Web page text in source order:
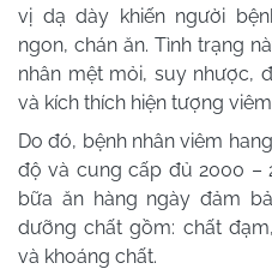
vị dạ dày khiến người
ngon, chán ăn. Tình trạng
nhân mệt mỏi, suy nhược,
và kích thích hiện tượng
Do đó, bệnh nhân viêm
độ và cung cấp đủ 2000 –
bữa ăn hàng ngày đảm
dưỡng chất gồm: chất
và khoáng chất.